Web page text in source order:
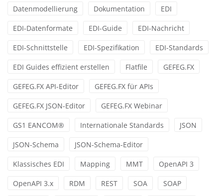
Datenmodellierung Dokumentation EDI
EDI-Datenformate EDI-Guide EDI-Nachricht
EDI-Schnittstelle EDI-Spezifikation EDI-Standards
EDI Guides effizient erstellen Flatfile GEFEG.FX
GEFEG.FX API-Editor GEFEG.FX für APIs
GEFEG.FX JSON-Editor GEFEG.FX Webinar
GS1 EANCOM® Internationale Standards JSON
JSON-Schema JSON-Schema-Editor
Klassisches EDI Mapping MMT OpenAPI 3
OpenAPI 3.x RDM REST SOA SOAP